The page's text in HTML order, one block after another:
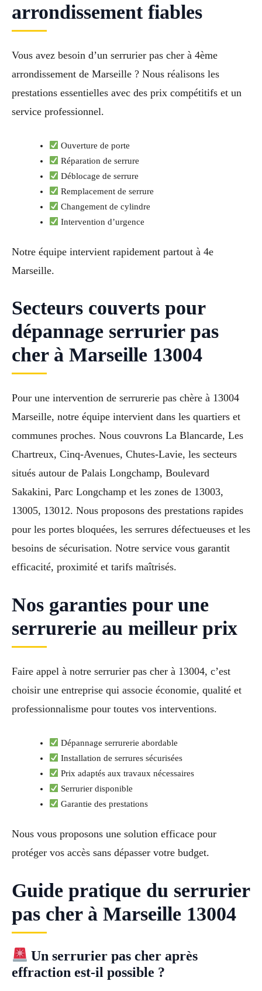
arrondissement fiables
Vous avez besoin d’un serrurier pas cher à 4ème
arrondissement de Marseille ? Nous réalisons les
prestations essentielles avec des prix compétitifs et un
service professionnel.
Ouverture de porte
Réparation de serrure
Déblocage de serrure
Remplacement de serrure
Changement de cylindre
Intervention d’urgence
Notre équipe intervient rapidement partout à 4e
Marseille.
Secteurs couverts pour
dépannage serrurier pas
cher à Marseille 13004
Pour une intervention de serrurerie pas chère à 13004
Marseille, notre équipe intervient dans les quartiers et
communes proches. Nous couvrons La Blancarde, Les
Chartreux, Cinq-Avenues, Chutes-Lavie, les secteurs
situés autour de Palais Longchamp, Boulevard
Sakakini, Parc Longchamp et les zones de 13003,
13005, 13012. Nous proposons des prestations rapides
pour les portes bloquées, les serrures défectueuses et les
besoins de sécurisation. Notre service vous garantit
efficacité, proximité et tarifs maîtrisés.
Nos garanties pour une
serrurerie au meilleur prix
Faire appel à notre serrurier pas cher à 13004, c’est
choisir une entreprise qui associe économie, qualité et
professionnalisme pour toutes vos interventions.
Dépannage serrurerie abordable
Installation de serrures sécurisées
Prix adaptés aux travaux nécessaires
Serrurier disponible
Garantie des prestations
Nous vous proposons une solution efficace pour
protéger vos accès sans dépasser votre budget.
Guide pratique du serrurier
pas cher à Marseille 13004
Un serrurier pas cher après
effraction est-il possible ?